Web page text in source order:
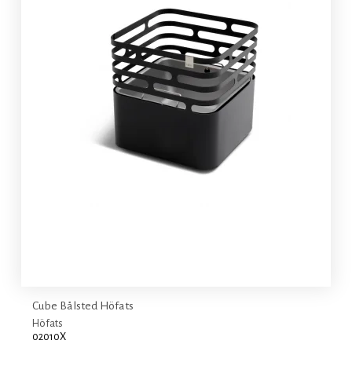
Cube Bålsted Höfats
Höfats
02010X